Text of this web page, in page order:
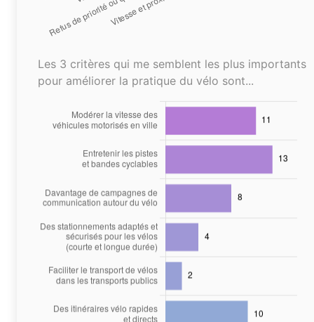
Les 3 critères qui me semblent les plus importants
pour améliorer la pratique du vélo sont...